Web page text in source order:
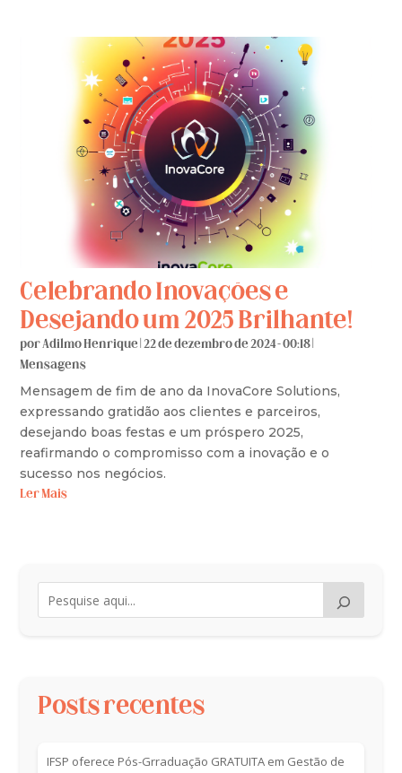
Celebrando Inovações e
Desejando um 2025 Brilhante!
porAdilmo Henrique |22 de dezembro de 2024 - 00:18
Mensagens
Mensagem de fim de ano da InovaCore Solutions,
expressando gratidão aos clientes e parceiros,
desejando boas festas e um próspero 2025,
reafirmando o compromisso com a inovação e o
sucesso nos negócios.
Ler Mais
Posts recentes
IFSP oferece Pós-Grraduação GRATUITA em Gestão de